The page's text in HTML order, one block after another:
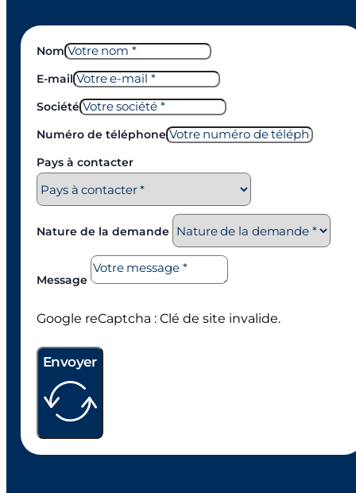
Nom
E-mail
Société
Numéro de téléphone
Pays à contacter
Nature de la demande
Message
Google reCaptcha : Clé de site invalide.
Envoyer